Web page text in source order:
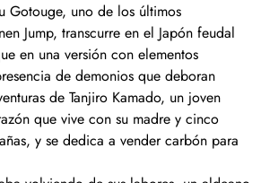
Gotouge, uno de los últimos
Jump, transcurre en el Japón feudal
en una versión con elementos
de demonios que deboran
de Tanjiro Kamado, un joven
que vive con su madre y cinco
y se dedica a vender carbón para